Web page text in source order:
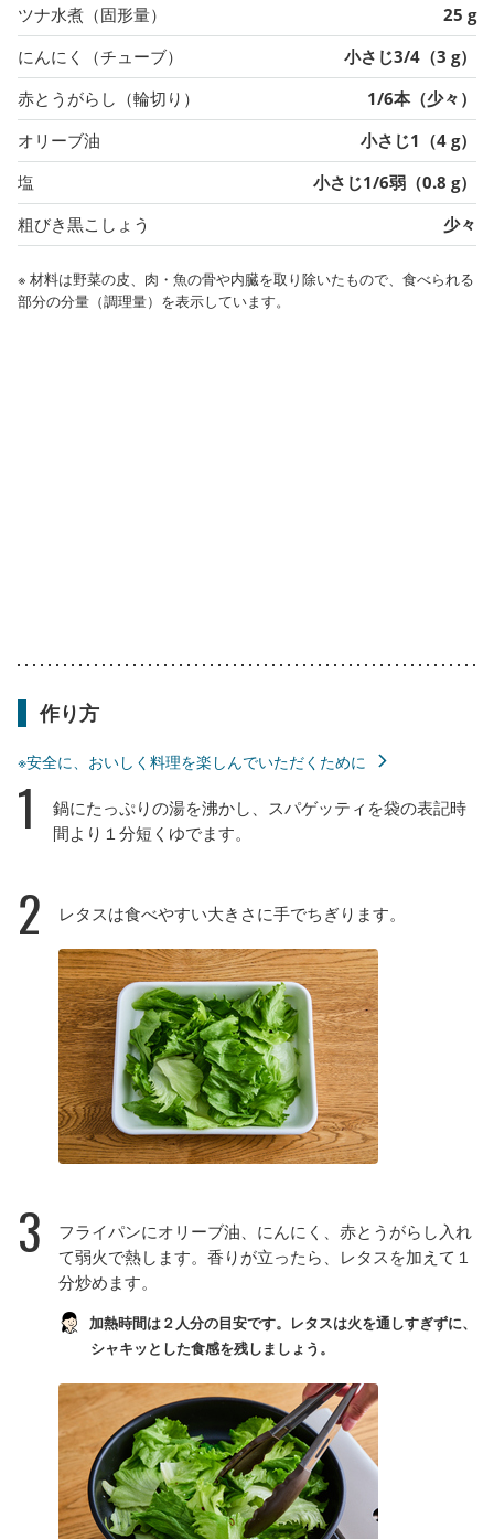
ツナ水煮（固形量）
25 g
にんにく（チューブ）
小さじ3/4（3 g）
赤とうがらし（輪切り）
1/6本（少々）
オリーブ油
小さじ1（4 g）
塩
小さじ1/6弱（0.8 g）
粗びき黒こしょう
少々
※ 材料は野菜の皮、肉・魚の骨や内臓を取り除いたもので、食べられる
部分の分量（調理量）を表示しています。
作り方
※安全に、おいしく料理を楽しんでいただくために
1
鍋にたっぷりの湯を沸かし、スパゲッティを袋の表記時
間より１分短くゆでます。
2 レタスは食べやすい大きさに手でちぎります。
3
フライパンにオリーブ油、にんにく、赤とうがらし入れ
て弱火で熱します。香りが立ったら、レタスを加えて１
分炒めます。
加熱時間は２人分の目安です。レタスは火を通しすぎずに、
シャキッとした食感を残しましょう。